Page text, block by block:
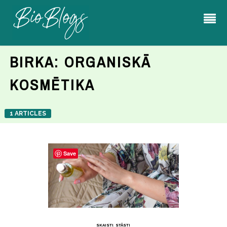
BIRKA: ORGANISKĀ
KOSMĒTIKA
1 ARTICLES
SKAISTI STĀSTI
Save